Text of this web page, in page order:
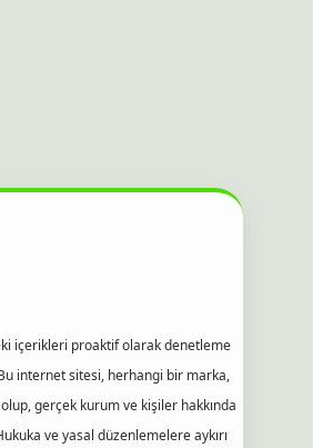
içerikleri proaktif olarak denetleme
internet sitesi, herhangi bir marka,
gerçek kurum ve kişiler hakkında
ve yasal düzenlemelere aykırı